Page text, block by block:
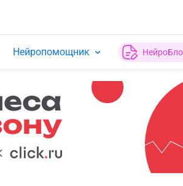
Нейропомощник